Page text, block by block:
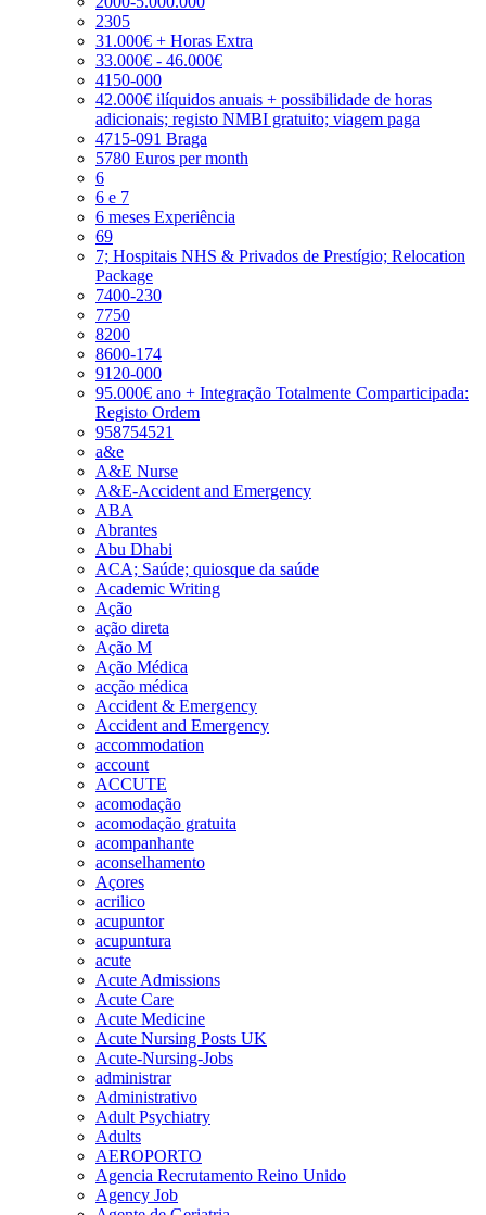
2305
31.000€ + Horas Extra
33.000€ - 46.000€
4150-000
42.000€ ilíquidos anuais + possibilidade de horas
adicionais; registo NMBI gratuito; viagem paga
4715-091 Braga
5780 Euros per month
6
6 e 7
6 meses Experiência
69
7; Hospitais NHS & Privados de Prestígio; Relocation
Package
7400-230
7750
8200
8600-174
9120-000
95.000€ ano + Integração Totalmente Comparticipada:
Registo Ordem
958754521
a&e
A&E Nurse
A&E-Accident and Emergency
ABA
Abrantes
Abu Dhabi
ACA; Saúde; quiosque da saúde
Academic Writing
Ação
ação direta
Ação M
Ação Médica
acção médica
Accident & Emergency
Accident and Emergency
accommodation
account
ACCUTE
acomodação
acomodação gratuita
acompanhante
aconselhamento
Açores
acrilico
acupuntor
acupuntura
acute
Acute Admissions
Acute Care
Acute Medicine
Acute Nursing Posts UK
Acute-Nursing-Jobs
administrar
Administrativo
Adult Psychiatry
Adults
AEROPORTO
Agencia Recrutamento Reino Unido
Agency Job